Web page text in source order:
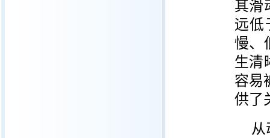
其滑
远低
慢、
生清
容易
供了